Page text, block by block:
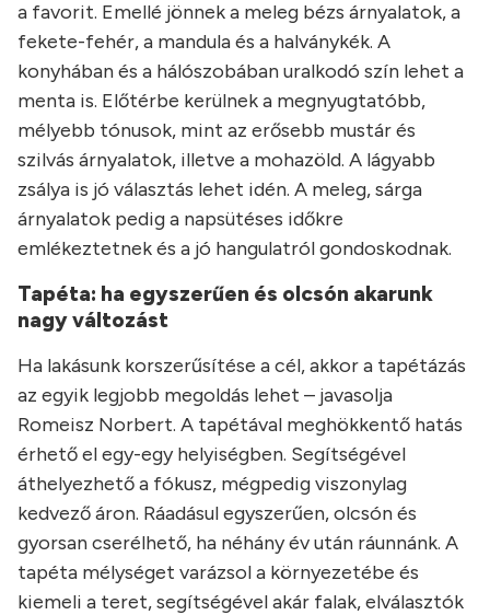
a favorit. Emellé jönnek a meleg bézs árnyalatok, a
fekete-fehér, a mandula és a halványkék. A
konyhában és a hálószobában uralkodó szín lehet a
menta is. Előtérbe kerülnek a megnyugtatóbb,
mélyebb tónusok, mint az erősebb mustár és
szilvás árnyalatok, illetve a mohazöld. A lágyabb
zsálya is jó választás lehet idén. A meleg, sárga
árnyalatok pedig a napsütéses időkre
emlékeztetnek és a jó hangulatról gondoskodnak.
Tapéta: ha egyszerűen és olcsón akarunk
nagy változást
Ha lakásunk korszerűsítése a cél, akkor a tapétázás
az egyik legjobb megoldás lehet – javasolja
Romeisz Norbert. A tapétával meghökkentő hatás
érhető el egy-egy helyiségben. Segítségével
áthelyezhető a fókusz, mégpedig viszonylag
kedvező áron. Ráadásul egyszerűen, olcsón és
gyorsan cserélhető, ha néhány év után ráunnánk. A
tapéta mélységet varázsol a környezetébe és
kiemeli a teret, segítségével akár falak, elválasztók